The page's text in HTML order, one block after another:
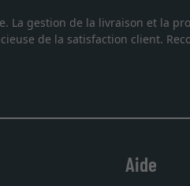
démontrent que nous
très favo
Aide